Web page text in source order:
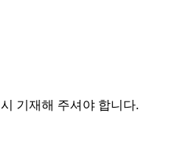
기재해 주셔야 합니다.